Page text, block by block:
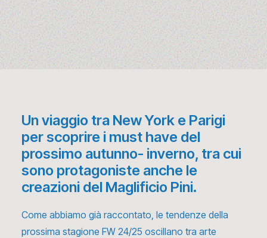
Un viaggio tra New York e Parigi
per scoprire i must have del
prossimo autunno- inverno, tra cui
sono protagoniste anche le
creazioni del Maglificio Pini.
Come abbiamo già raccontato, le tendenze della
prossima stagione FW 24/25 oscillano tra arte